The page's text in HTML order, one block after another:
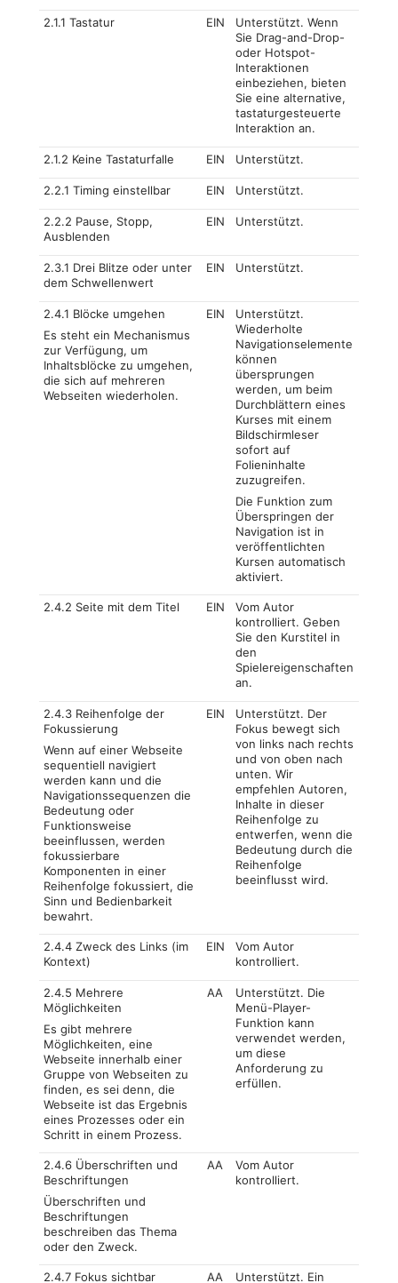
2.1.1 Tastatur EIN
Unterstützt. Wenn
Sie Drag-and-Drop-
oder Hotspot-
Interaktionen
einbeziehen, bieten
Sie eine alternative,
tastaturgesteuerte
Interaktion an.
2.1.2 Keine Tastaturfalle EIN Unterstützt.
2.2.1 Timing einstellbar EIN Unterstützt.
2.2.2 Pause, Stopp,
Ausblenden
EIN Unterstützt.
2.3.1 Drei Blitze oder unter
dem Schwellenwert
EIN Unterstützt.
2.4.1 Blöcke umgehen
Es steht ein Mechanismus
zur Verfügung, um
Inhaltsblöcke zu umgehen,
die sich auf mehreren
Webseiten wiederholen.
EIN
Unterstützt.
Wiederholte
Navigationselemente
können
übersprungen
werden, um beim
Durchblättern eines
Kurses mit einem
Bildschirmleser
sofort auf
Folieninhalte
zuzugreifen.
Die Funktion zum
Überspringen der
Navigation ist in
veröffentlichten
Kursen automatisch
aktiviert.
2.4.2 Seite mit dem Titel EIN
Vom Autor
kontrolliert. Geben
Sie den Kurstitel in
den
Spielereigenschaften
an.
2.4.3 Reihenfolge der
Fokussierung
Wenn auf einer Webseite
sequentiell navigiert
werden kann und die
Navigationssequenzen die
Bedeutung oder
Funktionsweise
beeinflussen, werden
fokussierbare
Komponenten in einer
Reihenfolge fokussiert, die
Sinn und Bedienbarkeit
bewahrt.
EIN
Unterstützt. Der
Fokus bewegt sich
von links nach rechts
und von oben nach
unten. Wir
empfehlen Autoren,
Inhalte in dieser
Reihenfolge zu
entwerfen, wenn die
Bedeutung durch die
Reihenfolge
beeinflusst wird.
2.4.4 Zweck des Links (im
Kontext)
EIN
Vom Autor
kontrolliert.
2.4.5 Mehrere
Möglichkeiten
Es gibt mehrere
Möglichkeiten, eine
Webseite innerhalb einer
Gruppe von Webseiten zu
finden, es sei denn, die
Webseite ist das Ergebnis
eines Prozesses oder ein
Schritt in einem Prozess.
AA
Unterstützt. Die
Menü-Player-
Funktion kann
verwendet werden,
um diese
Anforderung zu
erfüllen.
2.4.6 Überschriften und
Beschriftungen
Überschriften und
Beschriftungen
beschreiben das Thema
oder den Zweck.
AA
Vom Autor
kontrolliert.
2.4.7 Fokus sichtbar AA Unterstützt. Ein